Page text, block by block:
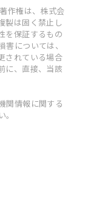
作権は、株式会
製は固く禁止し
を保証するもの
については、
されている場合
に、直接、当該
関情報に関する